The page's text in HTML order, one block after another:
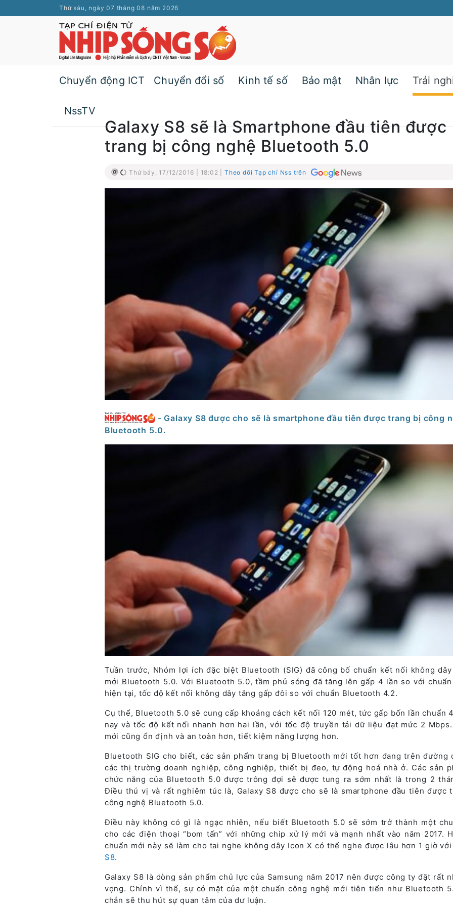
Thứ sáu, ngày 07 tháng 08 năm 2026
Chuyển động ICT Chuyển đổi số Kinh tế số Bảo mật Nhân lực Trải
NssTV
Galaxy S8 sẽ là Smartphone đầu tiên được
trang bị công nghệ Bluetooth 5.0
Thứ bảy, 17/12/2016 | 18:02 | Theo dõi Tạp chí Nss trên
- Galaxy S8 được cho sẽ là smartphone đầu tiên được trang bị công
Bluetooth 5.0.
Tuần trước, Nhóm lợi ích đặc biệt Bluetooth (SIG) đã công bố chuẩn kết nối không
mới Bluetooth 5.0. Với Bluetooth 5.0, tầm phủ sóng đã tăng lên gấp 4 lần so với
hiện tại, tốc độ kết nối không dây tăng gấp đôi so với chuẩn Bluetooth 4.2.
Cụ thể, Bluetooth 5.0 sẽ cung cấp khoảng cách kết nối 120 mét, tức gấp bốn lần chuẩn
nay và tốc độ kết nối nhanh hơn hai lần, với tốc độ truyền tải dữ liệu đạt mức 2
mới cũng ổn định và an toàn hơn, tiết kiệm năng lượng hơn.
Bluetooth SIG cho biết, các sản phẩm trang bị Bluetooth mới tốt hơn đang trên đường
các thị trường doanh nghiệp, công nghiệp, thiết bị đeo, tự động hoá nhà ở. Các sản
chức năng của Bluetooth 5.0 được trông đợi sẽ được tung ra sớm nhất là trong 2
Điều thú vị và rất nghiêm túc là, Galaxy S8 được cho sẽ là smartphone đầu tiên được
công nghệ Bluetooth 5.0.
Điều này không có gì là ngạc nhiên, nếu biết Bluetooth 5.0 sẽ sớm trở thành một
cho các điện thoại “bom tấn” với những chip xử lý mới và mạnh nhất vào năm 2017.
chuẩn mới này sẽ làm cho tai nghe không dây Icon X có thể nghe được lâu hơn 1 giờ
S8.
Galaxy S8 là dòng sản phẩm chủ lực của Samsung năm 2017 nên được công ty đặt rất
vọng. Chính vì thế, sự có mặt của một chuẩn công nghệ mới tiên tiến như Bluetooth
chắn sẽ thu hút sự quan tâm của dư luận.